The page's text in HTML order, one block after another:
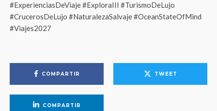
#ExperienciasDeViaje #ExploraIII #TurismoDeLujo
#CrucerosDeLujo #NaturalezaSalvaje #OceanStateOfMind
#Viajes2027
COMPARTIR TWEET
COMPARTIR